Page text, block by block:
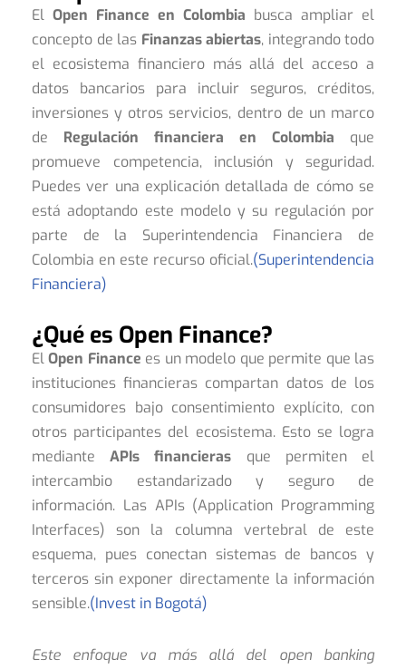
El Open Finance en Colombia busca ampliar el
concepto de las Finanzas abiertas, integrando todo
el ecosistema financiero más allá del acceso a
datos bancarios para incluir seguros, créditos,
inversiones y otros servicios, dentro de un marco
de Regulación financiera en Colombia que
promueve competencia, inclusión y seguridad.
Puedes ver una explicación detallada de cómo se
está adoptando este modelo y su regulación por
parte de la Superintendencia Financiera de
Colombia en este recurso oficial.(Superintendencia
Financiera)
¿Qué es Open Finance?
ElOpen Finance es un modelo que permite que las
instituciones financieras compartan datos de los
consumidores bajo consentimiento explícito, con
otros participantes del ecosistema. Esto se logra
medianteAPIs financieras que permiten el
intercambio estandarizado y seguro de
información. Las APIs (Application Programming
Interfaces) son la columna vertebral de este
esquema, pues conectan sistemas de bancos y
terceros sin exponer directamente la información
sensible.(Invest in Bogotá)
Este enfoque va más allá del open banking